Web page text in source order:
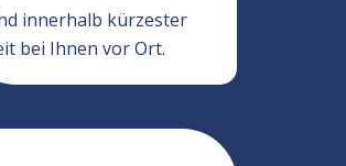
innerhalb kürzester
bei Ihnen vor Ort.